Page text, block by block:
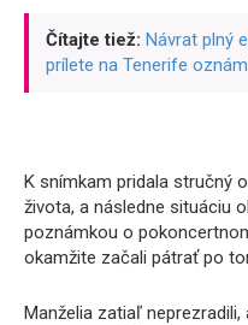
Čítajte tiež: Návrat plný
prílete na Tenerife
K snímkam pridala stručný
života, a následne situáciu
poznámkou o
okamžite začali pátrať po
Manželia zatiaľ